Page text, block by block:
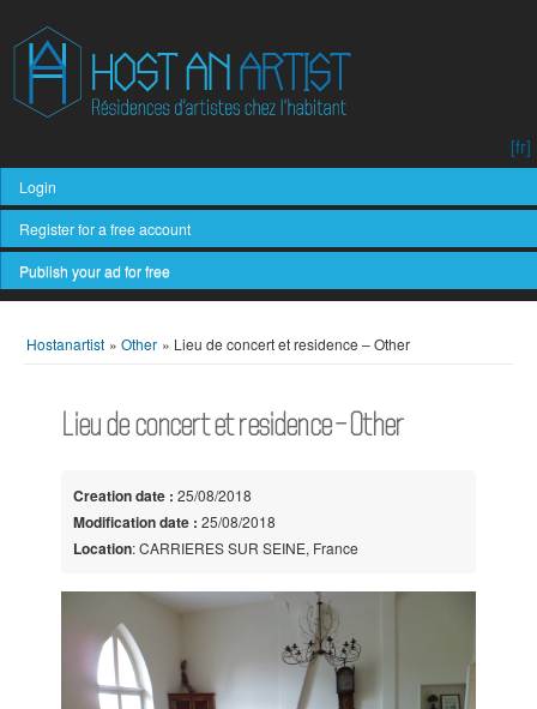
Login
Register for a free account
[fr]
Publish your ad for free
Hostanartist » Other » Lieu de concert et residence – Other
Lieu de concert et residence – Other
Creation date : 25/08/2018
Modification date : 25/08/2018
Location: CARRIERES SUR SEINE, France